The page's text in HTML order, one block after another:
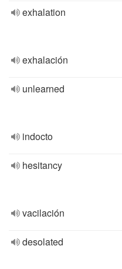
exhalation
exhalación
unlearned
indocto
hesitancy
vacilación
desolated